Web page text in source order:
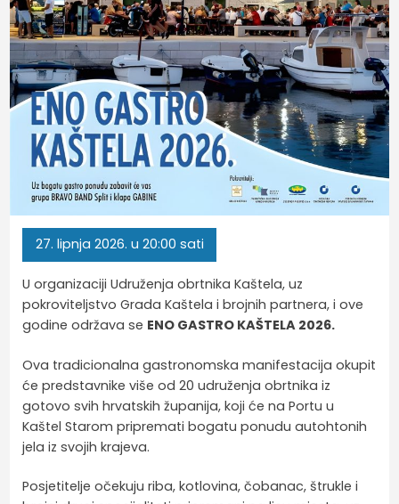
27. lipnja 2026. u 20:00 sati
U organizaciji Udruženja obrtnika Kaštela, uz
pokroviteljstvo Grada Kaštela i brojnih partnera, i ove
godine održava se ENO GASTRO KAŠTELA 2026.
Ova tradicionalna gastronomska manifestacija okupit
će predstavnike više od 20 udruženja obrtnika iz
gotovo svih hrvatskih županija, koji će na Portu u
Kaštel Starom pripremati bogatu ponudu autohtonih
jela iz svojih krajeva.
Posjetitelje očekuju riba, kotlovina, čobanac, štrukle i